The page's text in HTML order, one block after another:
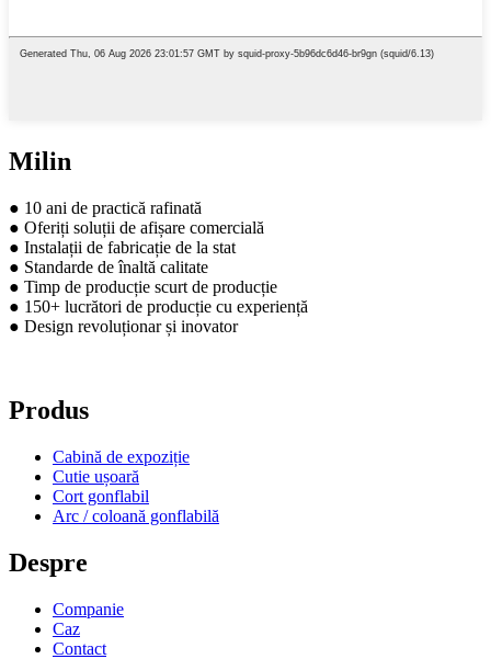
Milin
● 10 ani de practică rafinată
● Oferiți soluții de afișare comercială
● Instalații de fabricație de la stat
● Standarde de înaltă calitate
● Timp de producție scurt de producție
● 150+ lucrători de producție cu experiență
● Design revoluționar și inovator
Produs
Cabină de expoziție
Cutie ușoară
Cort gonflabil
Arc / coloană gonflabilă
Despre
Companie
Caz
Contact